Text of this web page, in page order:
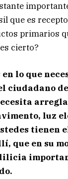
que es
primarios
cierto?
en lo que
ciudadano
luz
tienen
que en su